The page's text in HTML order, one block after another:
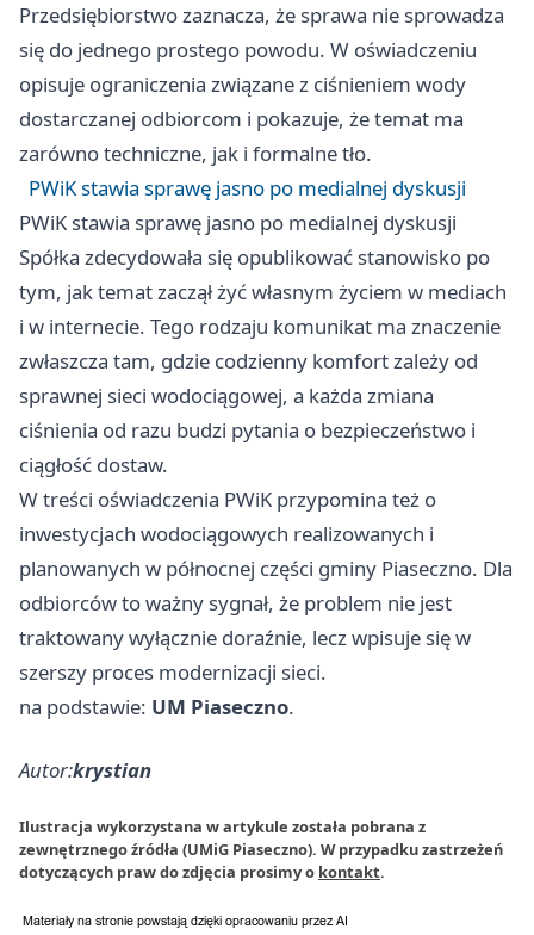
Przedsiębiorstwo zaznacza, że sprawa nie sprowadza
się do jednego prostego powodu. W oświadczeniu
opisuje ograniczenia związane z ciśnieniem wody
dostarczanej odbiorcom i pokazuje, że temat ma
zarówno techniczne, jak i formalne tło.
PWiK stawia sprawę jasno po medialnej dyskusji
PWiK stawia sprawę jasno po medialnej dyskusji
Spółka zdecydowała się opublikować stanowisko po
tym, jak temat zaczął żyć własnym życiem w mediach
i w internecie. Tego rodzaju komunikat ma znaczenie
zwłaszcza tam, gdzie codzienny komfort zależy od
sprawnej sieci wodociągowej, a każda zmiana
ciśnienia od razu budzi pytania o bezpieczeństwo i
ciągłość dostaw.
W treści oświadczenia PWiK przypomina też o
inwestycjach wodociągowych realizowanych i
planowanych w północnej części gminy Piaseczno. Dla
odbiorców to ważny sygnał, że problem nie jest
traktowany wyłącznie doraźnie, lecz wpisuje się w
szerszy proces modernizacji sieci.
na podstawie: UM Piaseczno.
Autor:krystian
Ilustracja wykorzystana w artykule została pobrana z
zewnętrznego źródła (UMiG Piaseczno). W przypadku zastrzeżeń
dotyczących praw do zdjęcia prosimy o kontakt.